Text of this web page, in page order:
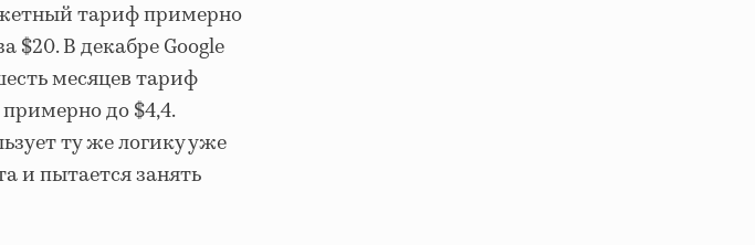
тариф примерно
$20. В декабре Google
месяцев тариф
до $4,4.
ту же логику уже
и пытается занять